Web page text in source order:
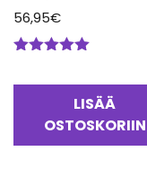
56,95€
LISÄÄ
OSTOSKORIIN